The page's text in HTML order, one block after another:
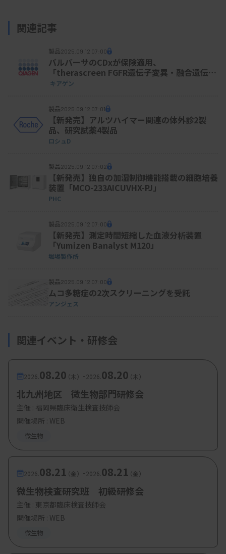
関連記事
製品2025.09.12 07:00
バルバーサのCDxが保険適用、
「therascreen FGFR遺伝子変異・融合遺伝子
検出キットRGQ キアゲン」
キアゲン
製品2025.09.12 07:01
【新発売】アルツハイマー関連の体外診2製
品、研究試薬4製品
ロシュD
製品2025.09.12 07:02
【新発売】独自の加湿制御機能搭載の細胞培養
装置「MCO-233AICUVHX-PJ」
PHC
製品2025.09.12 07:00
【新発売】測定時間短縮した血液分析装置
「Yumizen Banalyst M120」
堀場製作所
製品2025.09.12 07:00
ムコ多糖症の2次スクリーニングを受託
アンジェス
関連イベント・研修会
2026. 08.20（木） -2026. 08.20（木）
北九州地区 微生物部門研修会
主催 : 福岡県臨床衛生検査技師会
開催場所 : WEB
微生物
2026. 08.21（金） -2026. 08.21（金）
微生物検査研究班 初級研修会
主催 : 東京都臨床検査技師会
開催場所 : WEB
微生物